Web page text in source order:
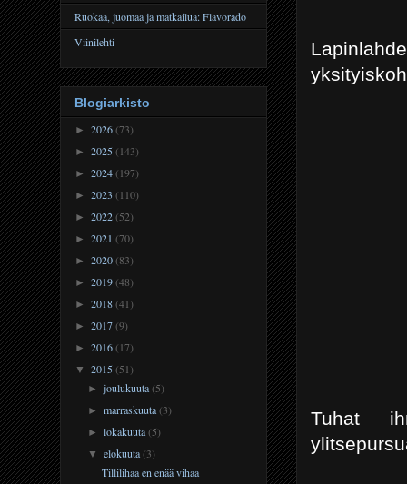
Tuhat
Ruokaa, juomaa ja matkailua: Flavorado
Viinilehti
Blogiarkisto
► 2026(73)
► 2025(143)
► 2024(197)
► 2023 (110)
► 2022(52)
► 2021 (70)
► 2020(83)
► 2019(48)
► 2018(41)
► 2017(9)
► 2016(17)
▼ 2015(51)
►joulukuuta(5)
►marraskuuta(3)
►lokakuuta(5)
▼elokuuta(3)
Tillilihaa en enää vihaa